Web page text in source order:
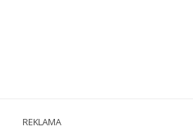
REKLAMA